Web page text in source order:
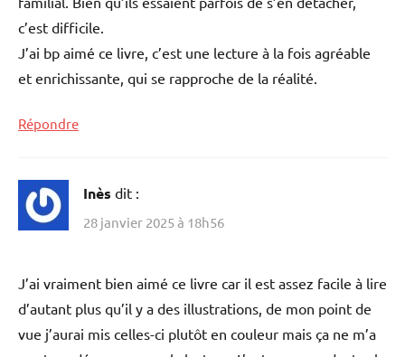
c’est difficile.
J’ai bp aimé ce livre, c’est une lecture à la fois agréable
et enrichissante, qui se rapproche de la réalité.
Répondre
Inès dit :
28 janvier 2025 à 18h56
J’ai vraiment bien aimé ce livre car il est assez facile à lire
d’autant plus qu’il y a des illustrations, de mon point de
vue j’aurai mis celles-ci plutôt en couleur mais ça ne m’a